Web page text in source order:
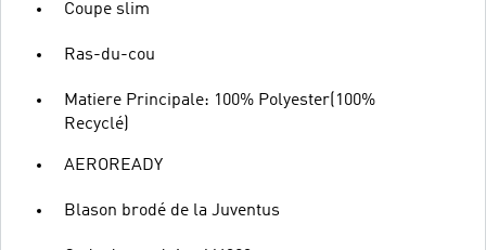
Coupe slim
Ras-du-cou
Matiere Principale: 100% Polyester(100%
Recyclé)
AEROREADY
Blason brodé de la Juventus